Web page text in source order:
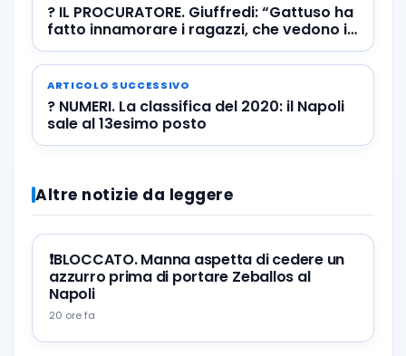
? IL PROCURATORE. Giuffredi: “Gattuso ha
fatto innamorare i ragazzi, che vedono in
lui…”
ARTICOLO SUCCESSIVO
? NUMERI. La classifica del 2020: il Napoli
sale al 13esimo posto
Altre notizie da leggere
❗️BLOCCATO. Manna aspetta di cedere un
azzurro prima di portare Zeballos al
Napoli
20 ore fa